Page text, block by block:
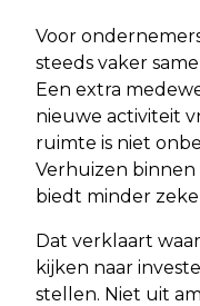
Voor
steeds vaker
Een extra
nieuwe activiteit
ruimte is niet
Verhuizen binnen
biedt minder
Dat verklaart
kijken naar
stellen. Niet uit